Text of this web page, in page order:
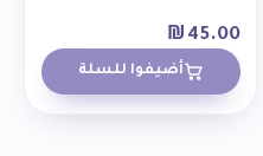
₪ 45.00
أضيفوا للسلة